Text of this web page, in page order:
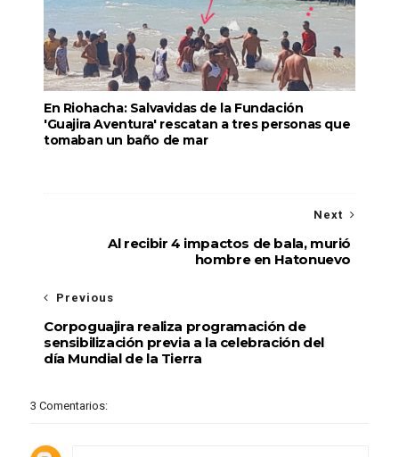
En Riohacha: Salvavidas de la Fundación
'Guajira Aventura' rescatan a tres personas que
tomaban un baño de mar
Next
Al recibir 4 impactos de bala, murió
hombre en Hatonuevo
Previous
Corpoguajira realiza programación de
sensibilización previa a la celebración del
día Mundial de la Tierra
3 Comentarios: